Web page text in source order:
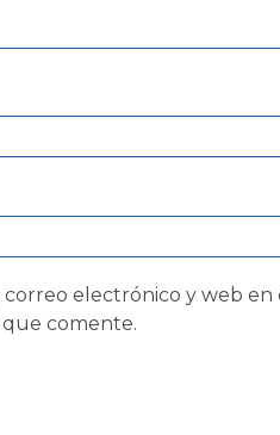
electrónico y web en
que comente.